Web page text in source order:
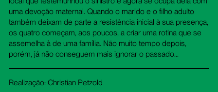
uma devoção maternal. Quando o marido e o filho adulto
também deixam de parte a resistência inicial à sua presença,
os quatro começam, aos poucos, a criar uma rotina que se
assemelha à de uma família. Não muito tempo depois,
porém, já não conseguem mais ignorar o passado...
Realização: Christian Petzold